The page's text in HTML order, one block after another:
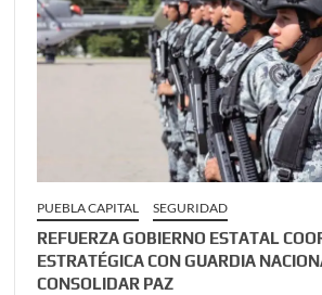
PUEBLA CAPITAL SEGURIDAD
REFUERZA GOBIERNO ESTATAL
ESTRATÉGICA CON GUARDIA
CONSOLIDAR PAZ